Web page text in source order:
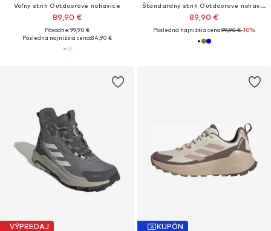
Voľný strih Outdoorové nohavice
89,90 €
Pôvodne: 99,90 €
Posledná najnižšia cena:84,90 €
Štandardný strih Outdoorové nohavice
89,90 €
Posledná najnižšia cena:99,90 €-10%
VÝPREDAJ KUPÓN